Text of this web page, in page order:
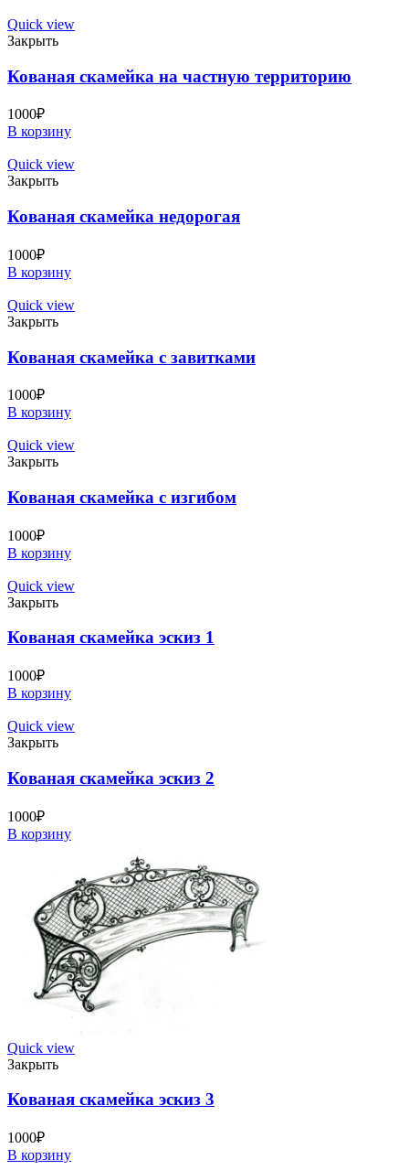
Quick view
Закрыть
Кованая скамейка на частную территорию
1000₽
В корзину
Quick view
Закрыть
Кованая скамейка недорогая
1000₽
В корзину
Quick view
Закрыть
Кованая скамейка с завитками
1000₽
В корзину
Quick view
Закрыть
Кованая скамейка с изгибом
1000₽
В корзину
Quick view
Закрыть
Кованая скамейка эскиз 1
1000₽
В корзину
Quick view
Закрыть
Кованая скамейка эскиз 2
1000₽
В корзину
Quick view
Закрыть
Кованая скамейка эскиз 3
1000₽
В корзину